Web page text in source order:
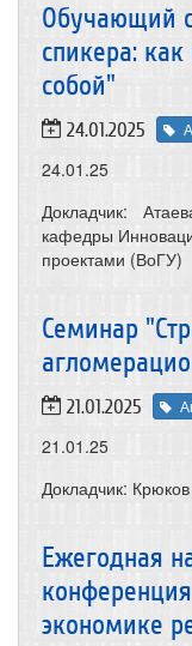
Обучающий
спикера:
собой"
24.01.2025
24.01.25
Докладчик:
кафедры
проектами (ВоГУ)
Семинар
21.01.2025
21.01.25
Докладчик:
Ежегодная
экономике